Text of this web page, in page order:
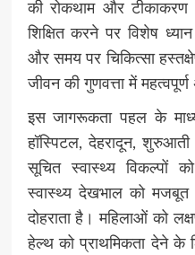
की रोकथाम और टीकाकरण
शिक्षित करने पर विशेष
और समय पर चिकित्सा
जीवन की गुणवत्ता में
इस जागरूकता पहल के
हॉस्पिटल, देहरादून, शुरुआती
सूचित स्वास्थ्य विकल्पों
स्वास्थ्य देखभाल को मजबूत
दोहराता है। महिलाओं को
हेल्थ को प्राथमिकता देने के